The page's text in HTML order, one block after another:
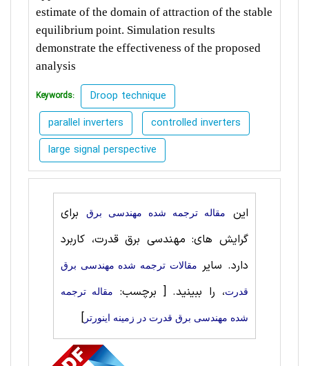
estimate of the domain of attraction of the stable
equilibrium point. Simulation results
demonstrate the effectiveness of the proposed
analysis
Keywords:
Droop technique
parallel inverters
controlled inverters
large signal perspective
این مقاله ترجمه شده مهندسی برق
برای
گرایش های: مهندسی برق قدرت، کاربرد
دارد. سایر مقالات ترجمه شده مهندسی برق
قدرت، را ببینید.[ برچسب: مقاله ترجمه
شده مهندسی برق قدرت در زمینه اینورتر ]